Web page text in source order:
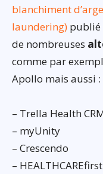
blanchiment
laundering) publié
de nombreuses
comme par
Apollo mais aussi :
– Trella Health
– myUnity
– Crescendo
– HEALTHCAREfirst